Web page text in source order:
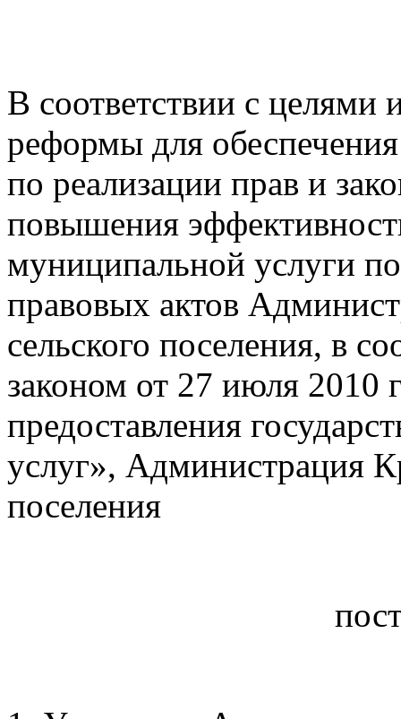
В соответствии с целями
реформы для
по реализации прав и
повышения
муниципальной услуги
правовых актов
сельского поселения, в
законом от 27 июля
предоставления
услуг», Администрация
поселения